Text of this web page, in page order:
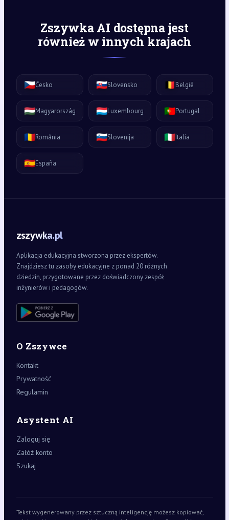
Zszywka AI dostępna jest
również w innych krajach
🇨🇿Česko 🇸🇰Slovensko 🇧🇪België
🇭🇺Magyarország 🇱🇺Luxembourg 🇵🇹Portugal
🇷🇴România 🇸🇮Slovenija 🇮🇹Italia
🇪🇸España
zszywka.pl
Aplikacja edukacyjna stworzona przez ekspertów.
Znajdziesz tu zasoby edukacyjne z ponad 20 różnych
dziedzin, przygotowane przez doświadczony zespół
inżynierów i pedagogów.
O Zszywce
Kontakt
Prywatność
Regulamin
Asystent AI
Zaloguj się
Załóż konto
Szukaj
Tekst wygenerowany przez sztuczną inteligencję możesz kopiować,